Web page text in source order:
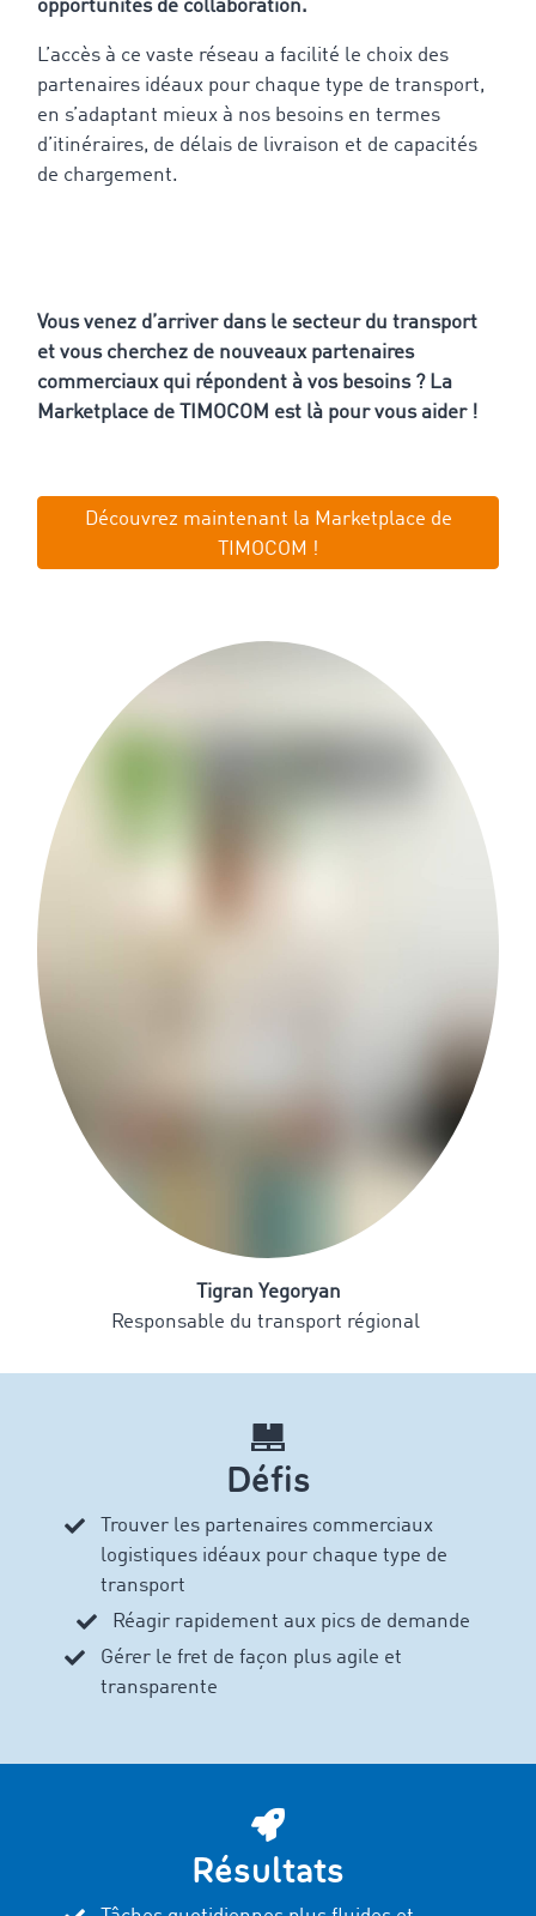
opportunités de collaboration.
L’accès à ce vaste réseau a facilité le choix des
partenaires idéaux pour chaque type de transport,
en s’adaptant mieux à nos besoins en termes
d’itinéraires, de délais de livraison et de capacités
de chargement.
Vous venez d’arriver dans le secteur du transport
et vous cherchez de nouveaux partenaires
commerciaux qui répondent à vos besoins ? La
Marketplace de TIMOCOM est là pour vous aider !
Découvrez maintenant la Marketplace de
TIMOCOM !
Tigran Yegoryan
Responsable du transport régional
Défis
Trouver les partenaires commerciaux
logistiques idéaux pour chaque type de
transport
Réagir rapidement aux pics de demande
Gérer le fret de façon plus agile et
transparente
Résultats